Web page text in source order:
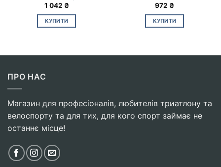
1 042 ₴
КУПИТИ
972 ₴
КУПИТИ
ПРО НАС
Магазин для професіоналів, любителів триатлону та
велоспорту та для тих, для кого спорт займає не
останнє місце!